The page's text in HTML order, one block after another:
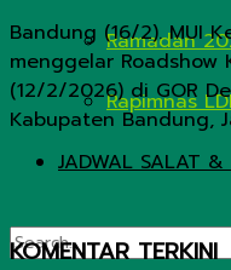
Ramadan
Rapimnas
JADWAL SALAT &
Bandung (16/2). MUI
menggelar Roadshow
(12/2/2026) di GOR
Kabupaten Bandung,
KOMENTAR TERKINI